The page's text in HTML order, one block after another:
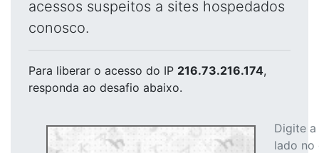
acessos suspeitos a sites hospedados
conosco.
Para liberar o acesso do IP 216.73.216.174,
responda ao desafio abaixo.
Digite
lado no